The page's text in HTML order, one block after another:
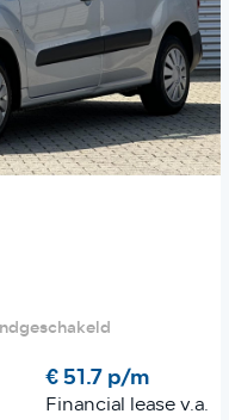
€ 51.7 p/m
Financial lease v.a.